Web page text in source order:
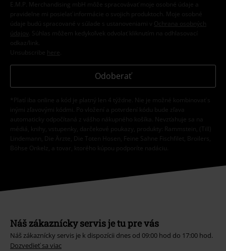
E.M.P. Merchandising mbH môže spracovávať moje osobné údaje a
pravidelne mi posielať informácie o svojich produktoch. Moje osobné
údaje budú spracované v súlade s ustanoveniami v
Ochrana osobných
údajov
. Súhlas môžem kedykoľvek odvolať kliknutím na odhlasovací
odkaz/link.
Unsubscribe here
Odoberať
*Platí iba online a kód je platný len 4 týždne. Nie je možné kombinovať s
inými zľavovými kódmi. Po vložení a potvrdení kódu bude zľava
automaticky odpočítaná z vášho nákupného košíka. Nevzťahuje sa na
médiá, knihy, vstupenky, darčekové poukazy, produkty: Rammstein, (Till)
Lindemann, Die Ärzte, Die Toten Hosen, Feine Sahne Fischfilet, Broilers,
Böhse Onkelz, a tovar, ktorého kúpou podporíte nadáciu.
Náš zákaznícky servis je tu pre vás
Náš zákaznícky servis je k dispozícii dnes od 09:00 hod do 17:00 hod.
Dozvedieť sa viac